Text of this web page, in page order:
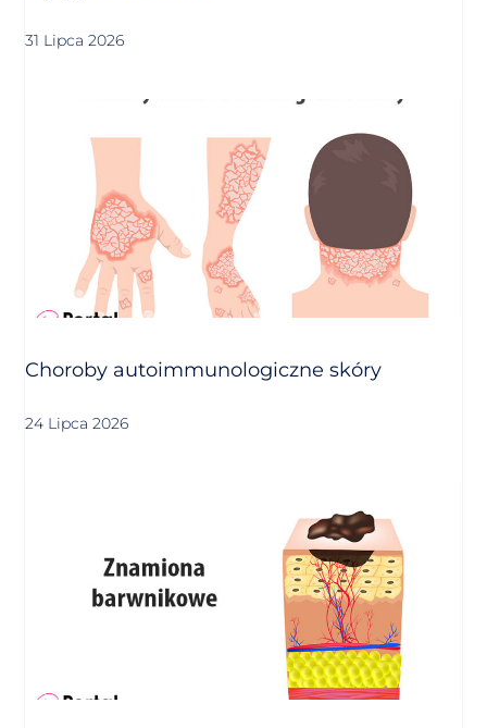
31 Lipca 2026
Choroby autoimmunologiczne skóry
24 Lipca 2026